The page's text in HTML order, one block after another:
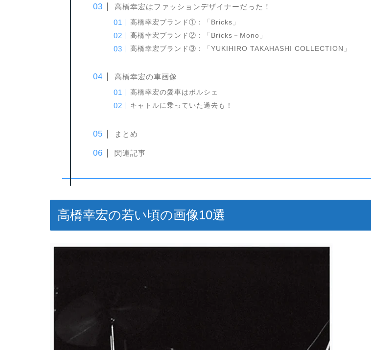
高橋幸宏はファッションデザイナーだった！
高橋幸宏ブランド①：「Bricks」
高橋幸宏ブランド②：「Bricks－Mono」
高橋幸宏ブランド③：「YUKIHIRO TAKAHASHI COLLECTION」
高橋幸宏の車画像
高橋幸宏の愛車はポルシェ
キャトルに乗っていた過去も！
まとめ
関連記事
高橋幸宏の若い頃の画像10選